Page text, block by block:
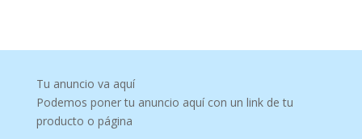
Tu anuncio va aquí
Podemos poner tu anuncio aquí con un link de tu
producto o página